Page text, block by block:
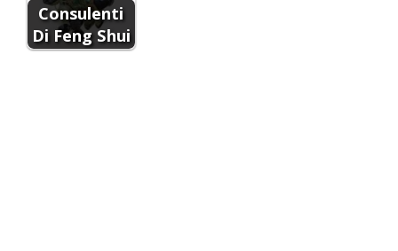
Consulenti
Di Feng Shui